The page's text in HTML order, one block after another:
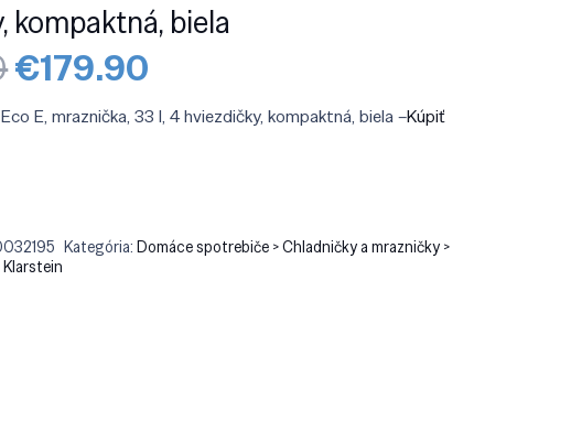
kompaktná, biela
Pôvodná
cena
bola:
€259.90.
€179.90
je:
€179.90.
E, mraznička, 33 l, 4 hviezdičky, kompaktná, biela –Kúpiť
Kategória:Domáce spotrebiče > Chladničky a mrazničky >
Klarstein